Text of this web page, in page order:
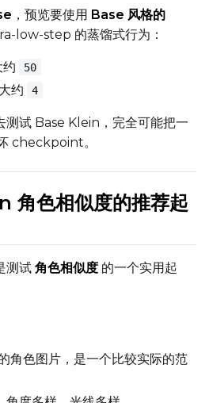
Prompt
Height
Seed
LoRA Scale
，预览要使用 Base 风格的
low-step 的蒸馏式行为：
约 50
大约 4
测试 Base Klein，完全可能把一
checkpoint。
角色相似度的推荐起
测试 角色相似度 的一个实用起
角色图片，是一个比较实际的范